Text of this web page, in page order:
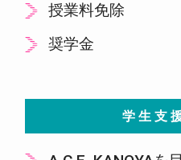
授業料免除
奨学金
学生支